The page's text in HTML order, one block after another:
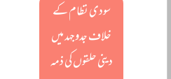
سودی نظام کے
خلاف جدوجہد میں
دینی حلقوں کی ذمہ